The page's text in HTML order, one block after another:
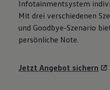
Transport
Wallbox und
Digitale Extras
Handy und
Infotainmentsystem
Mit drei verschiedenen
und Goodbye-Szenario
persönliche Note.
Jetzt Angebot sichern